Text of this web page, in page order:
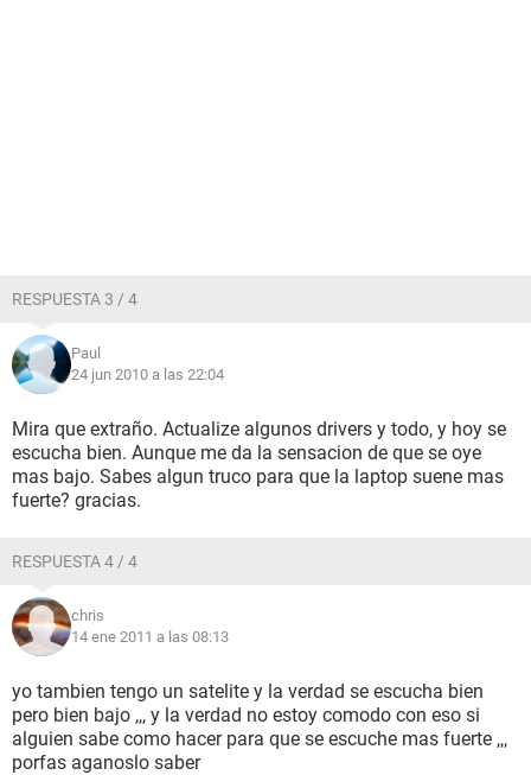
RESPUESTA 3 / 4
Paul
24 jun 2010 a las 22:04
Mira que extraño. Actualize algunos drivers y todo, y hoy se
escucha bien. Aunque me da la sensacion de que se oye
mas bajo. Sabes algun truco para que la laptop suene mas
fuerte? gracias.
RESPUESTA 4 / 4
chris
14 ene 2011 a las 08:13
yo tambien tengo un satelite y la verdad se escucha bien
pero bien bajo ,,, y la verdad no estoy comodo con eso si
alguien sabe como hacer para que se escuche mas fuerte ,,,
porfas aganoslo saber